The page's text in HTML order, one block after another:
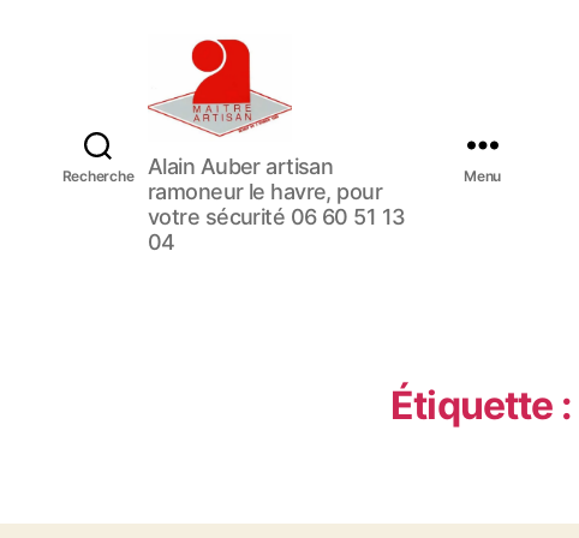
Recherche
U
N
E
E
E
Alain Auber artisan
ramoneur le havre, pour
votre sécurité 06 60 51 13
04
Menu
Étiquette :